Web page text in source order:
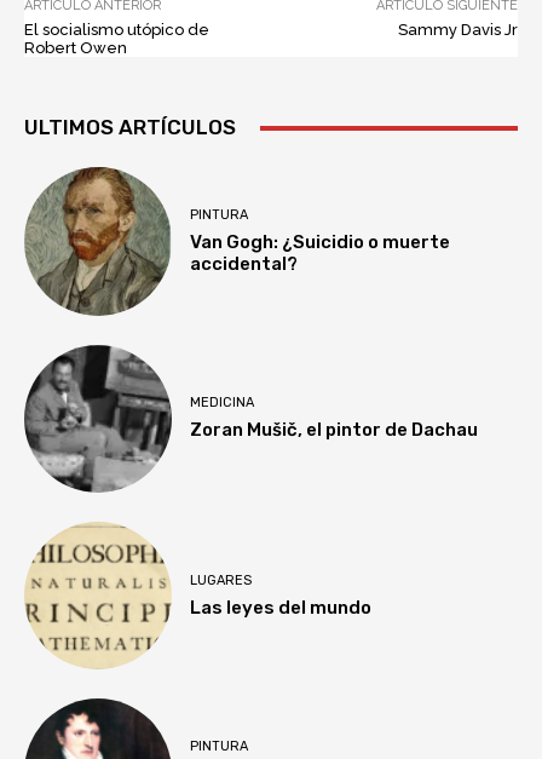
ARTÍCULO ANTERIOR
El socialismo utópico de
Robert Owen
ARTÍCULO SIGUIENTE
Sammy Davis Jr
ULTIMOS ARTÍCULOS
PINTURA
Van Gogh: ¿Suicidio o muerte
accidental?
MEDICINA
Zoran Mušič, el pintor de Dachau
LUGARES
Las leyes del mundo
PINTURA